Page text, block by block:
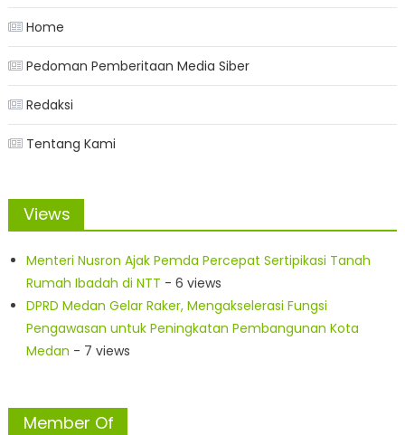
Home
Pedoman Pemberitaan Media Siber
Redaksi
Tentang Kami
Views
Menteri Nusron Ajak Pemda Percepat Sertipikasi Tanah
Rumah Ibadah di NTT - 6 views
DPRD Medan Gelar Raker, Mengakselerasi Fungsi
Pengawasan untuk Peningkatan Pembangunan Kota
Medan - 7 views
Member Of